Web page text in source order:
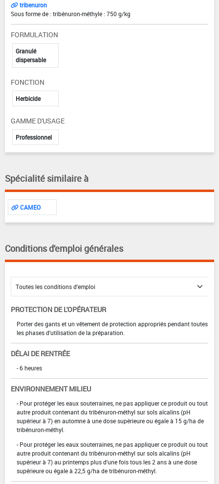
tribenuron
Sous forme de : tribénuron-méthyle : 750 g/kg
FORMULATION
Granulé
dispersable
FONCTION
Herbicide
GAMME D'USAGE
Professionnel
Spécialité similaire à
CAMEO
Conditions d'emploi générales
PROTECTION DE L'OPÉRATEUR
Porter des gants et un vêtement de protection appropriés pendant toutes
les phases d'utilisation de la préparation.
DÉLAI DE RENTRÉE
- 6 heures
ENVIRONNEMENT MILIEU
- Pour protéger les eaux souterraines, ne pas appliquer ce produit ou tout
autre produit contenant du tribénuron-méthyl sur sols alcalins (pH
supérieur à 7) en automne à une dose supérieure ou égale à 15 g/ha de
tribénuron-méthyl.
- Pour protéger les eaux souterraines, ne pas appliquer ce produit ou tout
autre produit contenant du tribénuron-méthyl sur sols alcalins (pH
supérieur à 7) au printemps plus d'une fois tous les 2 ans à une dose
supérieure ou égale à 22,5 g/ha de tribénuron-méthyl.